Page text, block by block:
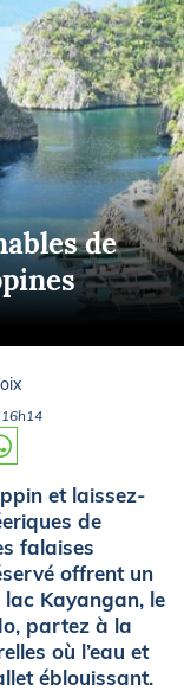
de
et laissez-
de
falaises
offrent un
lac Kayangan, le
partez à la
où l’eau et
éblouissant.